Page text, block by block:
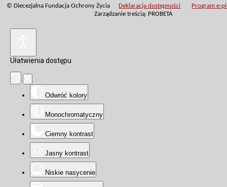
© Diecezjalna Fundacja Ochrony Życia Deklaracja dostępności
Program e-
Zarządzanie treścią: PROBETA
Ułatwienia dostępu
Odwróć kolory
Monochromatyczny
Ciemny kontrast
Jasny kontrast
Niskie nasycenie